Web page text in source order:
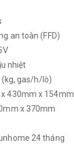
an toàn (FFD)
nhiệt
(kg, gas/h/lò)
430mm x 154mm
x 370mm
24 tháng​